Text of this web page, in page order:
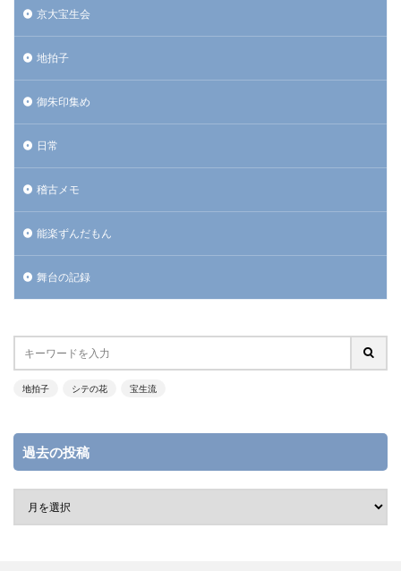
京大宝生会
地拍子
御朱印集め
日常
稽古メモ
能楽ずんだもん
舞台の記録
地拍子 シテの花 宝生流
過去の投稿